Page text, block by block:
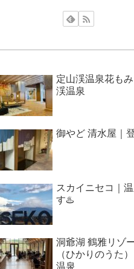
定山渓温泉花も
渓温泉
御やど 清水屋｜
スカイニセコ｜
す♨️
洞爺湖 鶴雅リゾ
（ひかりのうた
温泉